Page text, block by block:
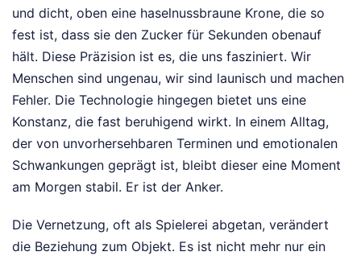
und dicht, oben eine haselnussbraune Krone, die so
fest ist, dass sie den Zucker für Sekunden obenauf
hält. Diese Präzision ist es, die uns fasziniert. Wir
Menschen sind ungenau, wir sind launisch und machen
Fehler. Die Technologie hingegen bietet uns eine
Konstanz, die fast beruhigend wirkt. In einem Alltag,
der von unvorhersehbaren Terminen und emotionalen
Schwankungen geprägt ist, bleibt dieser eine Moment
am Morgen stabil. Er ist der Anker.
Die Vernetzung, oft als Spielerei abgetan, verändert
die Beziehung zum Objekt. Es ist nicht mehr nur ein